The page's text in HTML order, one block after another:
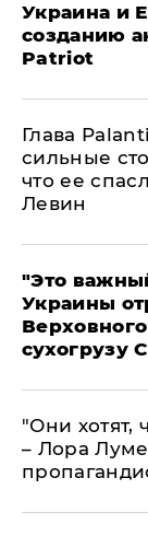
Украина и
созданию
Patriot
Глава
сильные
что ее
Левин
"Это
Украины
сухогрузу
"Они
– Лора